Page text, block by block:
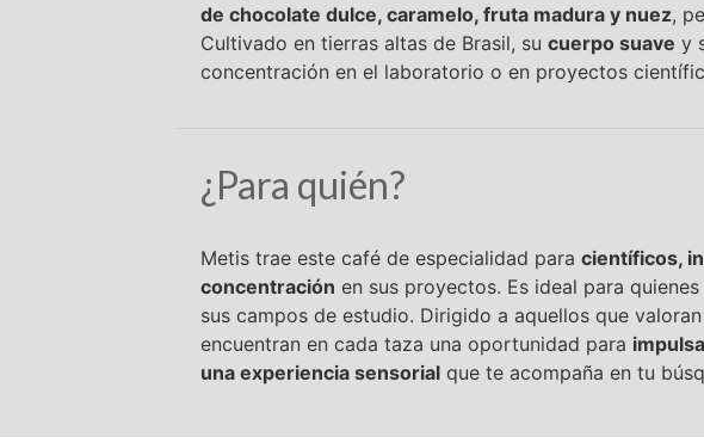
de chocolate dulce, caramelo, fruta madura y nuez,
Cultivado en tierras altas de Brasil, su cuerpo suave y
concentración en el laboratorio o en proyectos
¿Para quién?
Metis trae este café de especialidad para científicos,
concentración en sus proyectos. Es ideal para
sus campos de estudio. Dirigido a aquellos que
encuentran en cada taza una oportunidad para
una experiencia sensorialque te acompaña en tu